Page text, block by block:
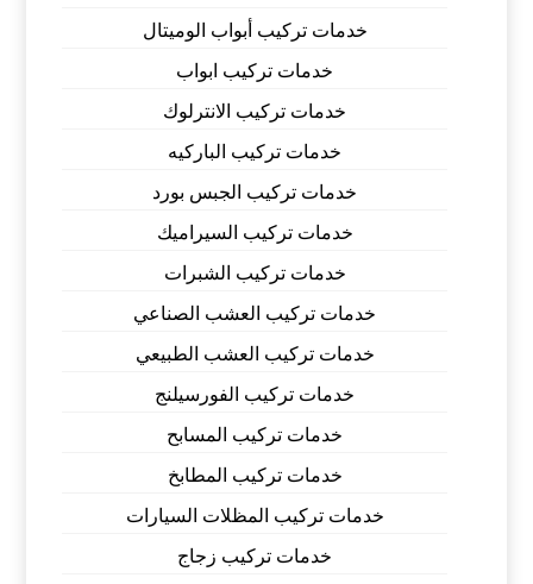
خدمات تركيب أبواب الوميتال
خدمات تركيب ابواب
خدمات تركيب الانترلوك
خدمات تركيب الباركيه
خدمات تركيب الجبس بورد
خدمات تركيب السيراميك
خدمات تركيب الشبرات
خدمات تركيب العشب الصناعي
خدمات تركيب العشب الطبيعي
خدمات تركيب الفورسيلنج
خدمات تركيب المسابح
خدمات تركيب المطابخ
خدمات تركيب المظلات السيارات
خدمات تركيب زجاج